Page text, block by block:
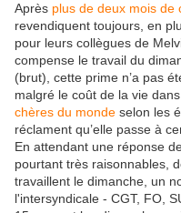
Après plus de deux mois de
revendiquent toujours, en
pour leurs collègues de
compense le travail du
(brut), cette prime n’a pas
malgré le coût de la vie
chères du monde selon les
réclament qu’elle passe à
En attendant une réponse
pourtant très raisonnables,
travaillent le dimanche, un
l'intersyndicale - CGT, FO,